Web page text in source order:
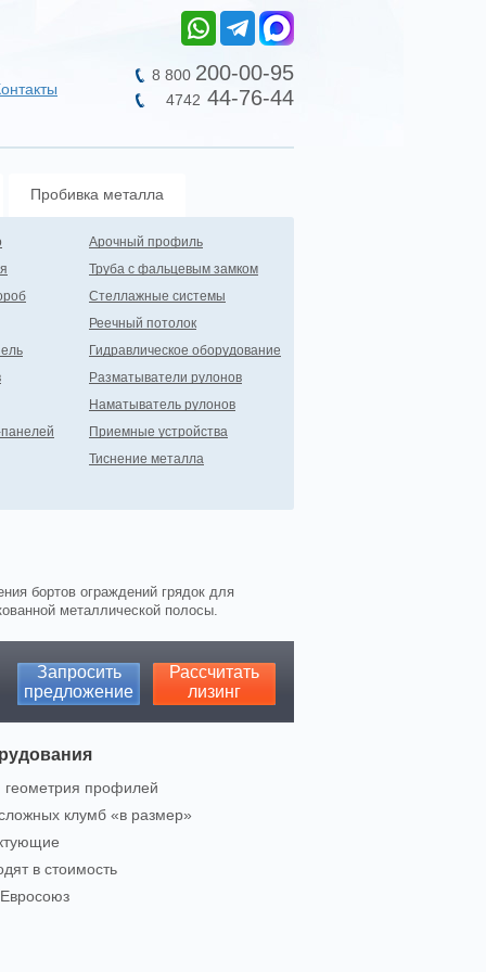
Арочный профиль
Труба с фальцевым замком
Стеллажные системы
Реечный потолок
Гидравлическое оборудование
Разматыватели рулонов
Наматыватель рулонов
Приемные устройства
Тиснение металла
Пробивка металла
бортов ограждений грядок для
металлической полосы.
Запросить
предложение
Расcчитать
лизинг
геометрия профилей
клумб «в размер»
в стоимость
8 800 200-00-95
4742 44-76-44